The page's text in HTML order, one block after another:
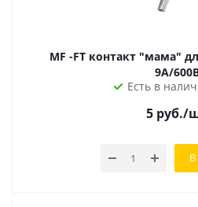
MF -FT контакт "мама" для розетки Mini-Fit:
9А/
Есть в
5руб./